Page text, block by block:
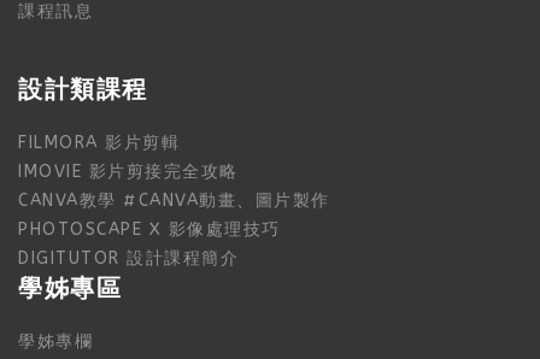
課程訊息
設計類課程
FILMORA 影片剪輯
IMOVIE 影片剪接完全攻略
CANVA教學 #CANVA動畫、圖片製作
PHOTOSCAPE X 影像處理技巧
DIGITUTOR 設計課程簡介
學姊專區
學姊專欄